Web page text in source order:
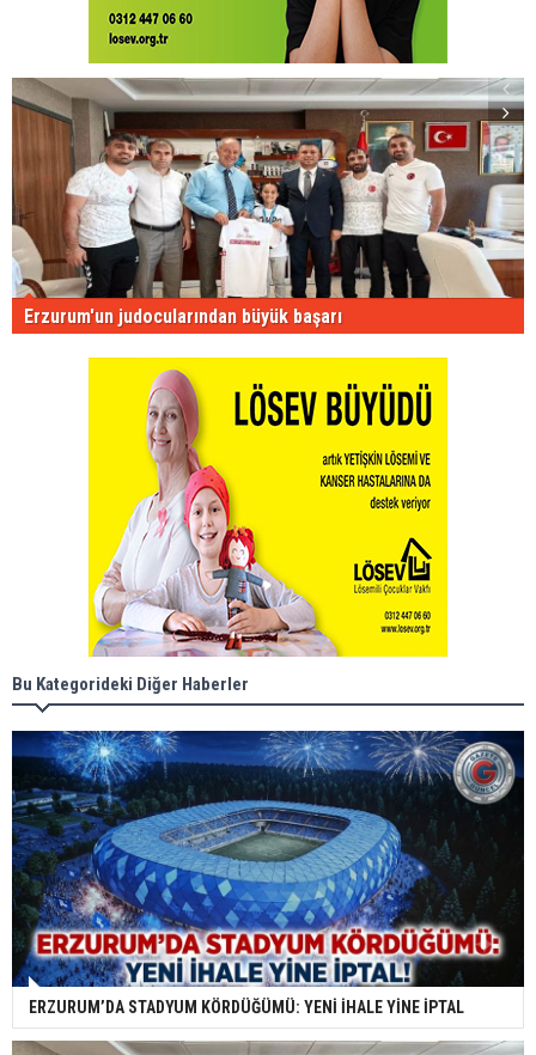
Erzurum'un judocularından büyük başarı
Bu Kategorideki Diğer Haberler
ERZURUM’DA STADYUM KÖRDÜĞÜMÜ: YENİ İHALE YİNE İPTAL